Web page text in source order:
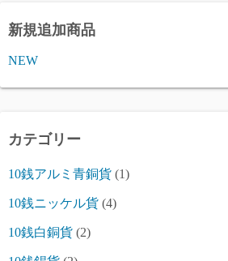
新規追加商品
NEW
カテゴリー
10銭アルミ青銅貨 (1)
10銭ニッケル貨 (4)
10銭白銅貨 (2)